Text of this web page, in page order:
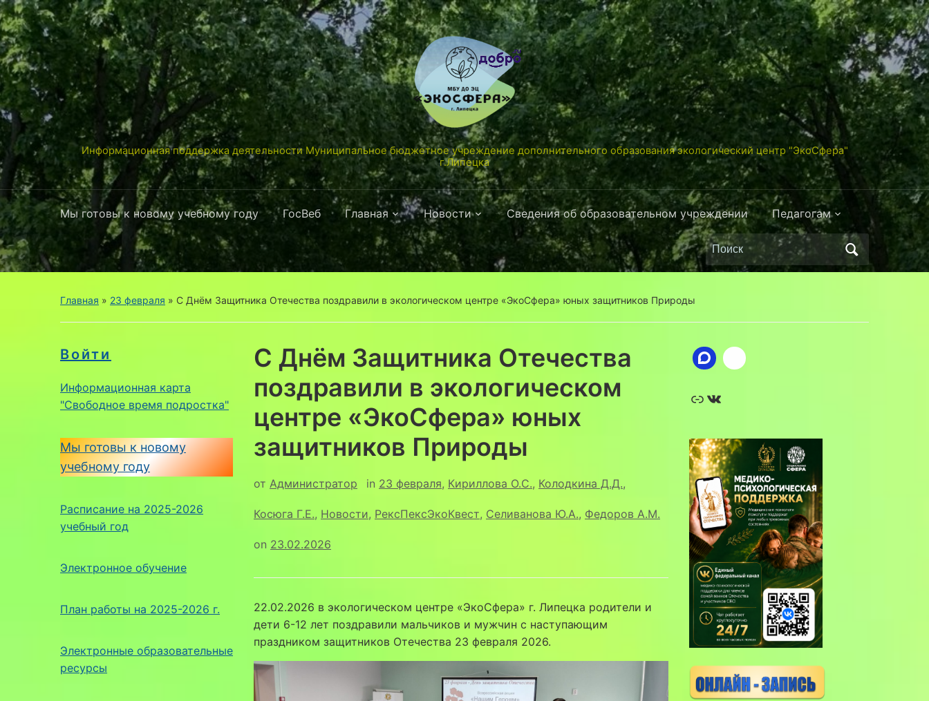
Информационная поддержка деятельности Муниципальное бюджетное учреждение дополнительного образования экологический центр "ЭкоСфера"
г.Липецка
Мы готовы к новому учебному году ГосВеб Главная Новости Сведения об образовательном учреждении Педагогам
Поиск
по:
Главная » 23 февраля » С Днём Защитника Отечества поздравили в экологическом центре «ЭкоСфера» юных защитников Природы
Войти
Информационная карта
"Свободное время подростка"
Мы готовы к новому
учебному году
Расписание на 2025-2026
учебный год
Электронное обучение
План работы на 2025-2026 г.
Электронные образовательные
ресурсы
С Днём Защитника Отечества
поздравили в экологическом
центре «ЭкоСфера» юных
защитников Природы
от Администратор in 23 февраля, Кириллова О.С., Колодкина Д.Д.,
Косюга Г.Е., Новости, РексПексЭкоКвест, Селиванова Ю.А., Федоров А.М.
on 23.02.2026
22.02.2026 в экологическом центре «ЭкоСфера» г. Липецка родители и
дети 6-12 лет поздравили мальчиков и мужчин с наступающим
праздником защитников Отечества 23 февраля 2026.
Ссылка